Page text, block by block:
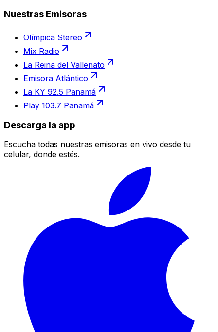
Nuestras Emisoras
Olímpica Stereo
Mix Radio
La Reina del Vallenato
Emisora Atlántico
La KY 92.5 Panamá
Play 103.7 Panamá
Descarga la app
Escucha todas nuestras emisoras en vivo desde tu
celular, donde estés.